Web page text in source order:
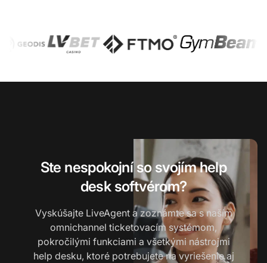
Ste nespokojní so svojím help
desk softvérom?
Vyskúšajte LiveAgent a zoznámte sa s naším
omnichannel ticketovacím systémom,
pokročilými funkciami a všetkými nástrojmi
help desku, ktoré potrebujete na vyriešenie aj